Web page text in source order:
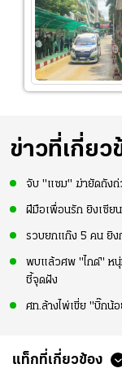
ข่าวที่เกี่ยว
จับ "แซม" ฆ่ายัดถังถ่
ฝีมือเพื่อนรัก ยิงเซีย
รวบยกแก๊ง 5 คน ยิง
พบแล้วศพ "ไกด์" หนุ่
ชี้จุดฝัง
ศท.ล้างไพ่เขี่ย "บิ๊กน้
แท็กที่เกี่ยวข้อง